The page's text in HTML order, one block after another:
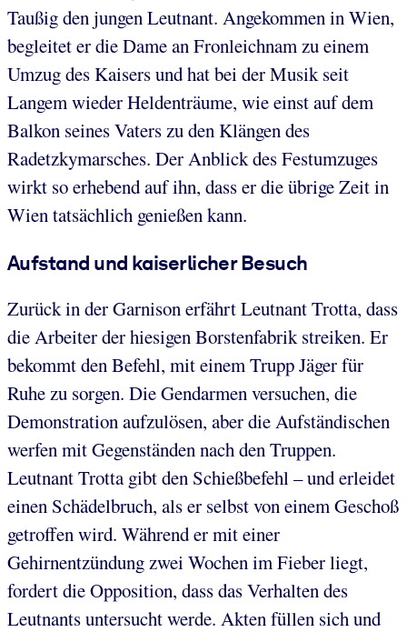
Taußig den jungen Leutnant. Angekommen in Wien,
begleitet er die Dame an Fronleichnam zu einem
Umzug des Kaisers und hat bei der Musik seit
Langem wieder Heldenträume, wie einst auf dem
Balkon seines Vaters zu den Klängen des
Radetzkymarsches. Der Anblick des Festumzuges
wirkt so erhebend auf ihn, dass er die übrige Zeit in
Wien tatsächlich genießen kann.
Aufstand und kaiserlicher Besuch
Zurück in der Garnison erfährt Leutnant Trotta, dass
die Arbeiter der hiesigen Borstenfabrik streiken. Er
bekommt den Befehl, mit einem Trupp Jäger für
Ruhe zu sorgen. Die Gendarmen versuchen, die
Demonstration aufzulösen, aber die Aufständischen
werfen mit Gegenständen nach den Truppen.
Leutnant Trotta gibt den Schießbefehl – und erleidet
einen Schädelbruch, als er selbst von einem Geschoß
getroffen wird. Während er mit einer
Gehirnentzündung zwei Wochen im Fieber liegt,
fordert die Opposition, dass das Verhalten des
Leutnants untersucht werde. Akten füllen sich und